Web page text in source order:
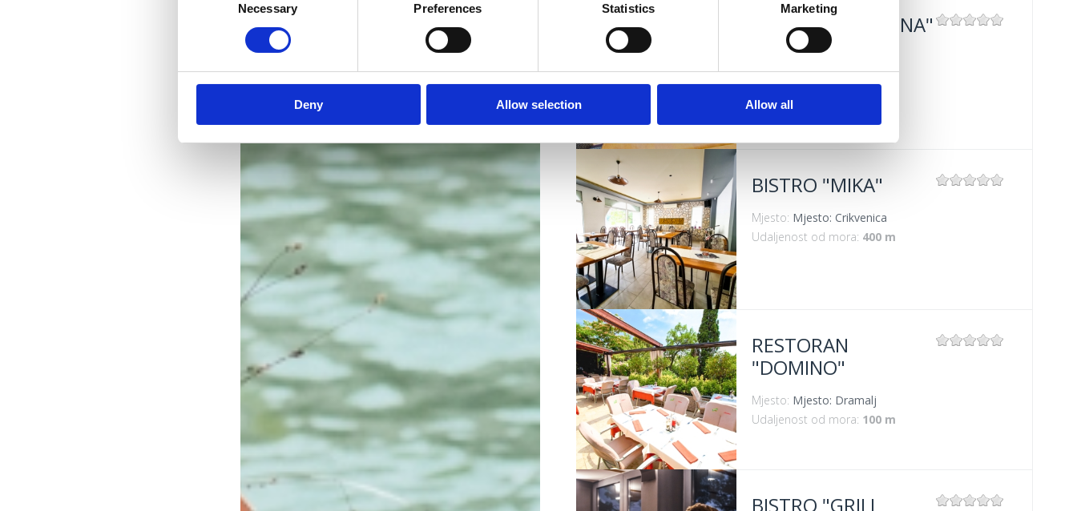
Necessary Preferences Statistics Marketing
Deny Allow selection Allow all
TAVERNE "MASLINA"
Mjesto: Crikvenica
Udaljenost od mora:100 m
VIŠE INFORMACIJA
BISTRO "MIKA"
Mjesto: Mjesto: Crikvenica
Udaljenost od mora: 400 m
VIŠE INFORMACIJA
RESTORAN
"DOMINO"
Mjesto: Mjesto: Dramalj
Udaljenost od mora: 100 m
BISTRO "GRILL